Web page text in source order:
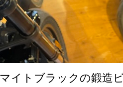
イトブラックの鍛造